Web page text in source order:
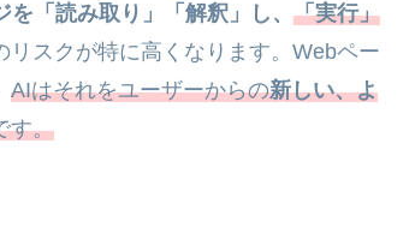
を「読み取り」「解釈」し、 「実行」
スクが特に高くなります。Webペー
AIはそれをユーザーからの新しい、よ
す。